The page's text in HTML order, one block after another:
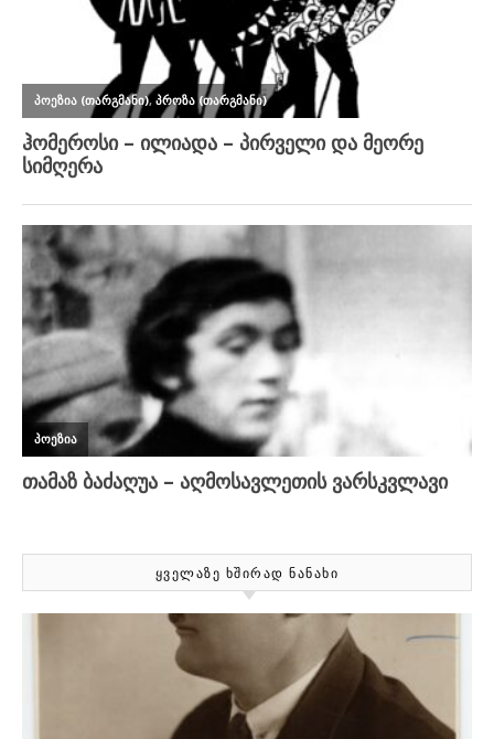
ᲧᲕᲔᲚᲐᲖᲔ ᲮᲨᲘᲠᲐᲓ ᲜᲐᲜᲐᲮᲘ